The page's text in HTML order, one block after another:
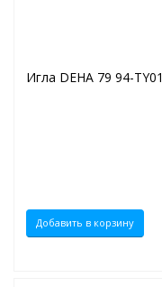
Игла DEHA 79 94-TY01
Добавить в корзину